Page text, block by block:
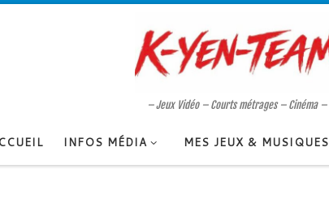
– Jeux Vidéo – Courts métrages – Cinéma –
INFOS MÉDIA MES JEUX & MUSIQUES